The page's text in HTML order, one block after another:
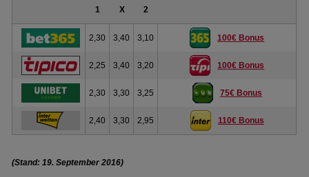
1 X 2
2,30 3,40 3,10 100€ Bonus
2,25 3,40 3,20 100€ Bonus
2,30 3,30 3,25 75€ Bonus
2,40 3,30 2,95 110€ Bonus
(Stand: 19. September 2016)